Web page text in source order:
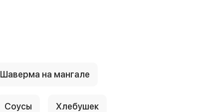
Шаверма на мангале
Соусы Хлебушек